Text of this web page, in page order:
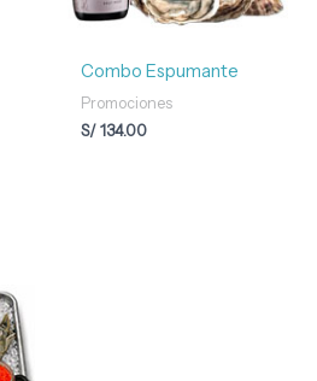
Combo Espumante
Promociones
S/134.00